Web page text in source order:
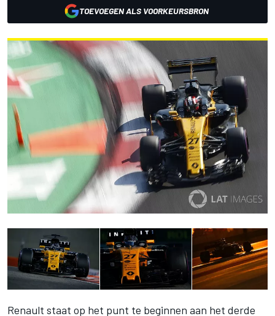
TOEVOEGEN ALS VOORKEURSBRON
Renault staat op het punt te beginnen aan het derde